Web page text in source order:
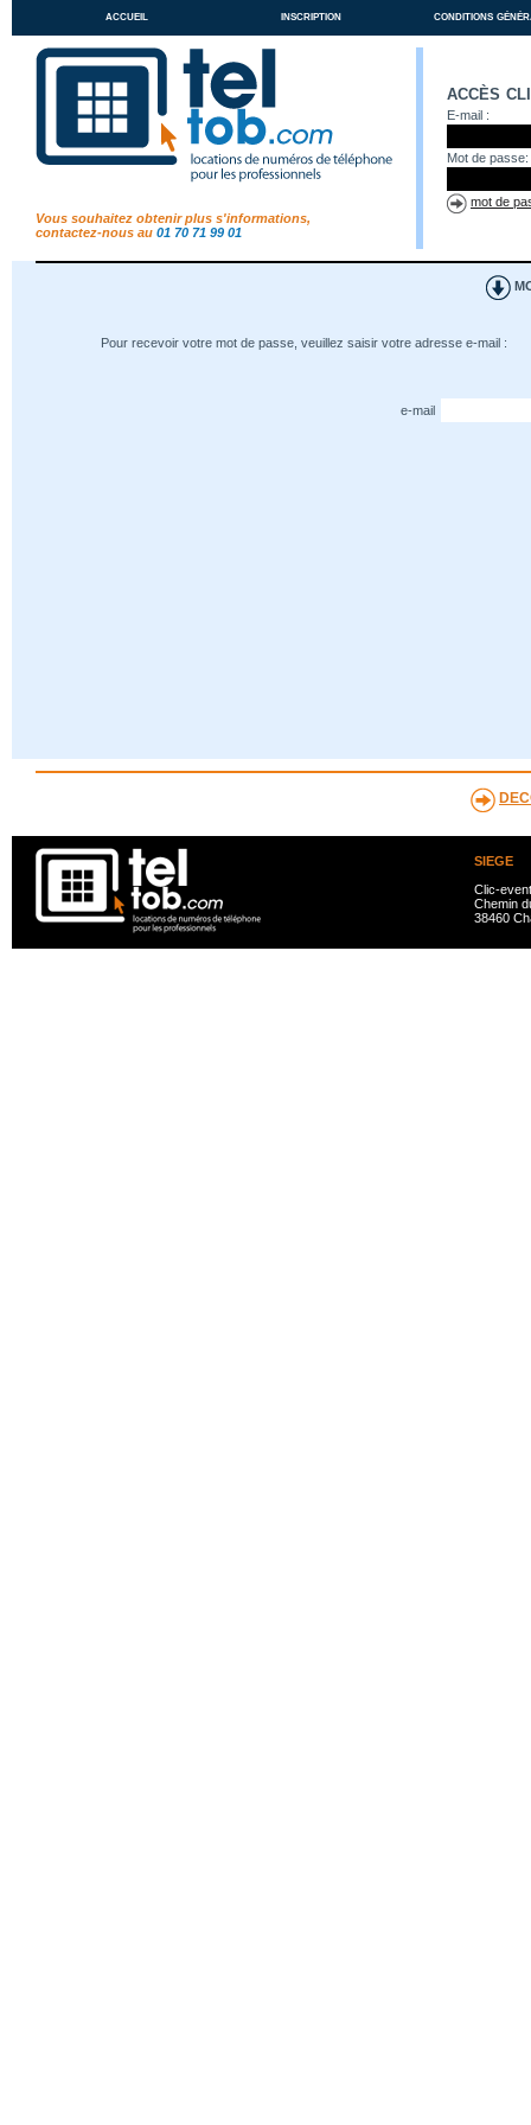
accueil inscription conditions
Vous souhaitez obtenir plus s'informations,
contactez-nous au 01 70 71 99 01
accès
E-mail :
Mot de passe:
mot de
Pour recevoir votre mot de passe, veuillez saisir votre adresse e-mail :
e-mail
SIEGE
Clic-
Chemin
38460